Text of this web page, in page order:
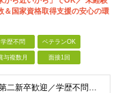
＆国家資格取得支援の安心の環
学歴不問 ベテランOK
与複数月 面接1回
【職種・業種未経験、第二新卒歓迎／学歴不問】 ◎社会人デビューの方も大歓迎！ ≪こんな方にピッタリ≫ □ 家の近くでまずは正社員として一歩を踏み出したい □ 安定した上場グループ企業で長く働きたい